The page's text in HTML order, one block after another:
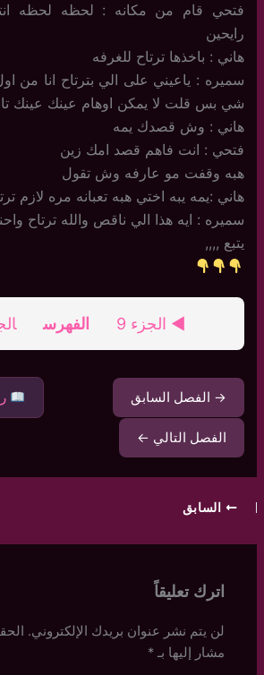
فتحي قام من مكانه : لحظه لحظه
رايحين
هاني : باخذها ترتاح للغرفه
سميره : ياعيني على الي بترتاح انا من
شي بس قلت لا يمكن اوهام عينك عينك
هاني : وش قصدك يمه
فتحي : انت فاهم قصد امك زين
هبه وقفت مو عارفه وش تقول
هاني :يمه يبه اختي هبه تعبانه مره لازم
سميره : ايه هذا الي ناقص والله ترتاح
يتبع ,,,,
◄ الجزء 9 الفهرس
→ الفصل السابق
الفصل التالي ←
السابق
اترك تعليقاً
لن يتم نشر عنوان بريدك الإلكتروني.
مشار إليها بـ*